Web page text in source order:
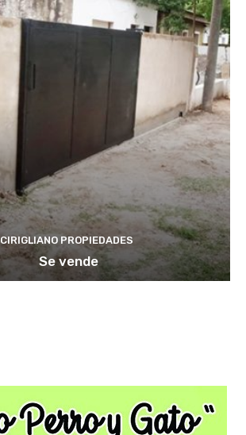
CIRIGLIANO PROPIEDADES
Se vende